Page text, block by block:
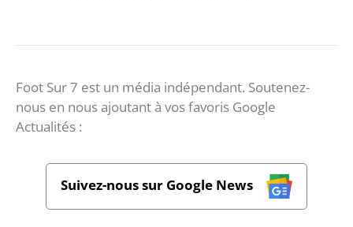
Foot Sur 7 est un média indépendant. Soutenez-
nous en nous ajoutant à vos favoris Google
Actualités :
Suivez-nous sur Google News